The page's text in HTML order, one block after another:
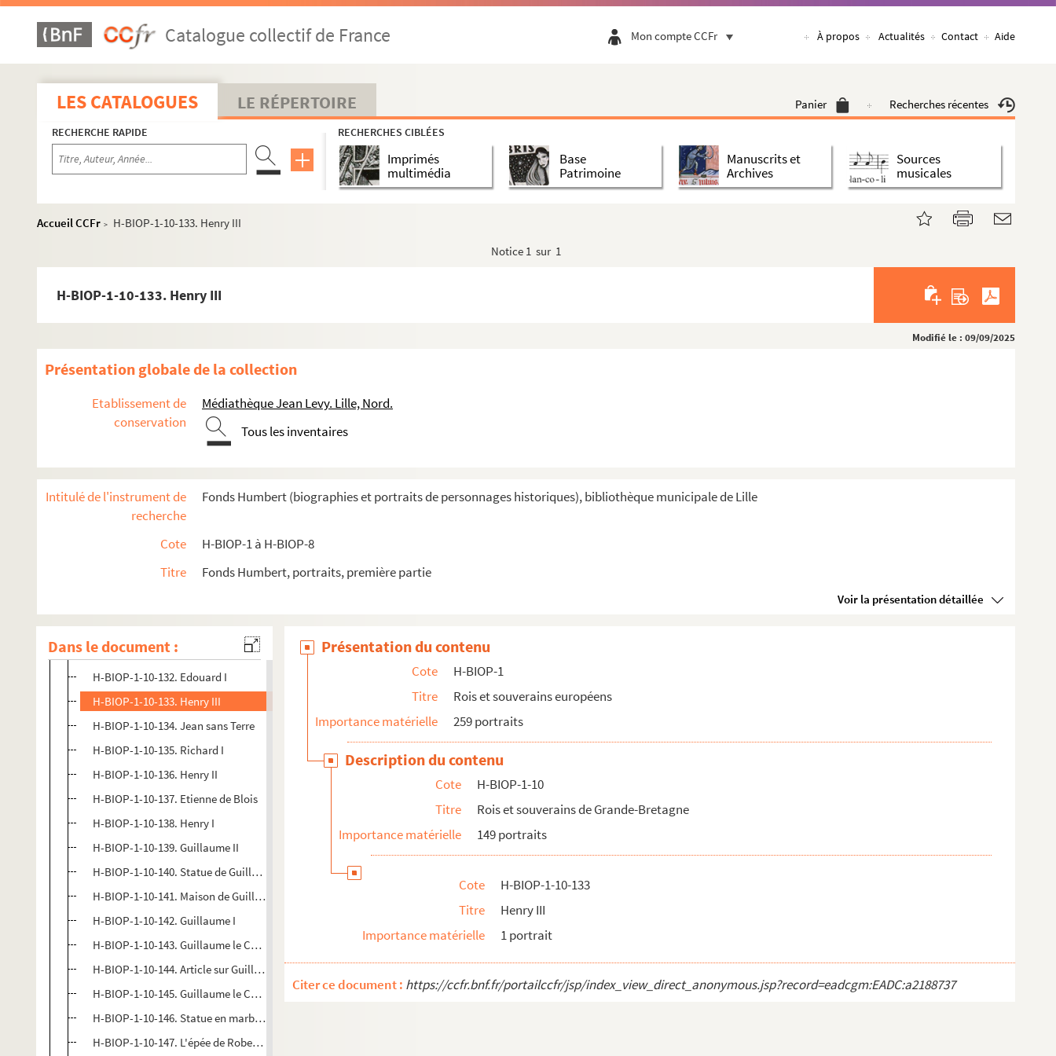
Catalogue collectif de France Mon compte CCFr À propos Actualités Contact Aide
LES CATALOGUES LE RÉPERTOIRE Panier Recherches récentes
RECHERCHE RAPIDE RECHERCHES CIBLÉES
Imprimés
multimédia
Base
Patrimoine
Manuscrits et
Archives
Sources
musicales
Accueil CCFr >
H-BIOP-1-10-133. Henry III
Notice 1 sur 1
H-BIOP-1-10-133. Henry III
Modifié le : 09/09/2025
Présentation globale de la collection
Etablissement de
conservation
Médiathèque Jean Levy. Lille, Nord.
Tous les inventaires
Intitulé de l'instrument de
recherche
Fonds Humbert (biographies et portraits de personnages historiques), bibliothèque municipale de Lille
Cote
H-BIOP-1 à H-BIOP-8
Titre
Fonds Humbert, portraits, première partie
Voir la présentation détaillée
Dans le document :
H-BIOP-1-10-106. Marie Stuart
H-BIOP-1-10-107. Marie Stuart
H-BIOP-1-10-108. Article sur Marie Stuart
H-BIOP-1-10-109. Marie Stuart
H-BIOP-1-10-110. Marie la Sanglante
H-BIOP-1-10-111. Marie I, maison des Tudor
H-BIOP-1-10-116. Anne de Boulen
H-BIOP-1-10-119. Henry VII, maison des Tudor
H-BIOP-1-10-121. Edouard V
H-BIOP-1-10-122. Elizabeth d'York, fille d'Edouard IV
H-BIOP-1-10-124. Le roi Henry IV
H-BIOP-1-10-125. Henry IV
H-BIOP-1-10-128. Henry VI
H-BIOP-1-10-130. Edouard III
H-BIOP-1-10-131. Edouard II
H-BIOP-1-10-132. Edouard I
H-BIOP-1-10-133. Henry III
H-BIOP-1-10-134. Jean sans Terre
H-BIOP-1-10-135. Richard I
H-BIOP-1-10-136. Henry II
H-BIOP-1-10-137. Etienne de Blois
H-BIOP-1-10-138. Henry I
H-BIOP-1-10-139. Guillaume II
H-BIOP-1-10-140. Statue de Guillaume le Conquérant
H-BIOP-1-10-141. Maison de Guillaume le Conquérant à Falaise
H-BIOP-1-10-142. Guillaume I
H-BIOP-1-10-143. Guillaume le Conquérant
H-BIOP-1-10-144. Article sur Guillaume le Conquérant
H-BIOP-1-10-145. Guillaume le Conquérant
H-BIOP-1-10-146. Statue en marbre de Macbeth, par Lough
H-BIOP-1-10-147. L'épée de Robert Bruce
Présentation du contenu
Cote
H-BIOP-1
Titre
Rois et souverains européens
Importance matérielle
259 portraits
Description du contenu
Cote
H-BIOP-1-10
Titre
Rois et souverains de Grande-Bretagne
Importance matérielle
149 portraits
Cote
H-BIOP-1-10-133
Titre
Henry III
Importance matérielle
1 portrait
Citer ce document : https://ccfr.bnf.fr/portailccfr/jsp/index_view_direct_anonymous.jsp?record=eadcgm:EADC:a2188737